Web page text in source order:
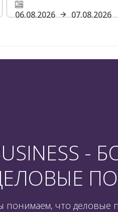
06.08.2026 07.08.2026
понимаем, что деловые